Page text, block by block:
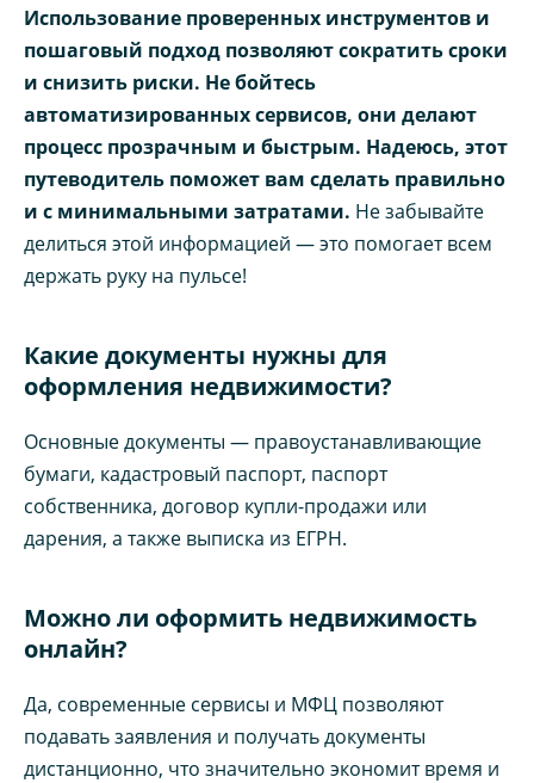
Использование проверенных инструментов и
пошаговый подход позволяют сократить сроки
и снизить риски. Не бойтесь
автоматизированных сервисов, они делают
процесс прозрачным и быстрым. Надеюсь, этот
путеводитель поможет вам сделать правильно
и с минимальными затратами. Не забывайте
делиться этой информацией — это помогает всем
держать руку на пульсе!
Какие документы нужны для
оформления недвижимости?
Основные документы — правоустанавливающие
бумаги, кадастровый паспорт, паспорт
собственника, договор купли-продажи или
дарения, а также выписка из ЕГРН.
Можно ли оформить недвижимость
онлайн?
Да, современные сервисы и МФЦ позволяют
подавать заявления и получать документы
дистанционно, что значительно экономит время и